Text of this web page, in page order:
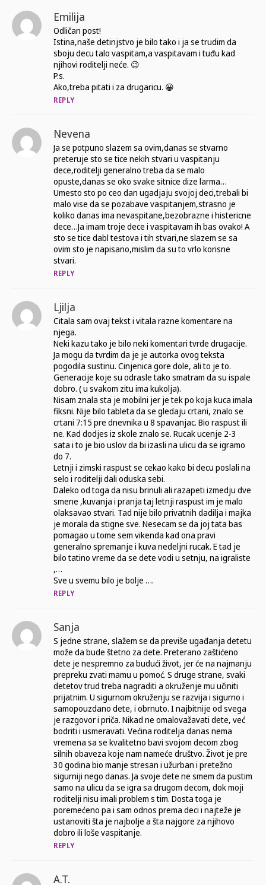
Emilija
Odličan post!
Istina,naše detinjstvo je bilo tako i ja se trudim da
sboju decu talo vaspitam,a vaspitavam i tuđu kad
njihovi roditelji neće. 😉
P.s.
Ako,treba pitati i za drugaricu. 😀
REPLY
Nevena
Ja se potpuno slazem sa ovim,danas se stvarno
preteruje sto se tice nekih stvari u vaspitanju
dece,roditelji generalno treba da se malo
opuste,danas se oko svake sitnice dize larma…
Umesto sto po ceo dan ugadjaju svojoj deci,trebali bi
malo vise da se pozabave vaspitanjem,strasno je
koliko danas ima nevaspitane,bezobrazne i histericne
dece…Ja imam troje dece i vaspitavam ih bas ovako! A
sto se tice dabl testova i tih stvari,ne slazem se sa
ovim sto je napisano,mislim da su to vrlo korisne
stvari.
REPLY
Ljilja
Citala sam ovaj tekst i vitala razne komentare na
njega.
Neki kazu tako je bilo neki komentari tvrde drugacije.
Ja mogu da tvrdim da je je autorka ovog teksta
pogodila sustinu. Cinjenica gore dole, ali to je to.
Generacije koje su odrasle tako smatram da su ispale
dobro. ( u svakom zitu ima kukolja).
Nisam znala sta je mobilni jer je tek po koja kuca imala
fiksni. Nije bilo tableta da se gledaju crtani, znalo se
crtani 7:15 pre dnevnika u 8 spavanjac. Bio raspust ili
ne. Kad dodjes iz skole znalo se. Rucak ucenje 2-3
sata i to je bio uslov da bi izasli na ulicu da se igramo
do 7.
Letnji i zimski raspust se cekao kako bi decu poslali na
selo i roditelji dali oduska sebi.
Daleko od toga da nisu brinuli ali razapeti izmedju dve
smene ,kuvanja i pranja taj letnji raspust im je malo
olaksavao stvari. Tad nije bilo privatnih dadilja i majka
je morala da stigne sve. Nesecam se da joj tata bas
pomagao u tome sem vikenda kad ona pravi
generalno spremanje i kuva nedeljni rucak. E tad je
bilo tatino vreme da se dete vodi u setnju, na igraliste
,…
Sve u svemu bilo je bolje ….
REPLY
Sanja
S jedne strane, slažem se da previše ugađanja detetu
može da bude štetno za dete. Preterano zaštićeno
dete je nespremno za budući život, jer će na najmanju
prepreku zvati mamu u pomoć. S druge strane, svaki
detetov trud treba nagraditi a okruženje mu učiniti
prijatnim. U sigurnom okruženju se razvija i sigurno i
samopouzdano dete, i obrnuto. I najbitnije od svega
je razgovor i priča. Nikad ne omalovažavati dete, već
bodriti i usmeravati. Većina roditelja danas nema
vremena sa se kvalitetno bavi svojom decom zbog
silnih obaveza koje nam nameće društvo. Život je pre
30 godina bio manje stresan i užurban i pretežno
sigurniji nego danas. Ja svoje dete ne smem da pustim
samo na ulicu da se igra sa drugom decom, dok moji
roditelji nisu imali problem s tim. Dosta toga je
poremećeno pa i sam odnos prema deci i najteže je
ustanoviti šta je najbolje a šta najgore za njihovo
dobro ili loše vaspitanje.
REPLY
A.T.